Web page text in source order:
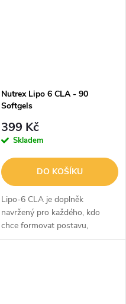
Nutrex Lipo 6 CLA - 90
Softgels
399 Kč
Skladem
DO KOŠÍKU
Lipo-6 CLA je doplněk
navržený pro každého, kdo
chce formovat postavu,
podpořit spalování tuků a